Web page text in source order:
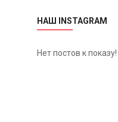
НАШ INSTAGRAM
Нет постов к показу!